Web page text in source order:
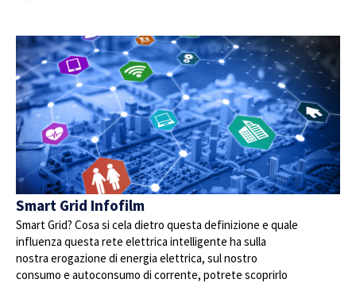
Smart Grid Infofilm
Smart Grid? Cosa si cela dietro questa definizione e quale
influenza questa rete elettrica intelligente ha sulla
nostra erogazione di energia elettrica, sul nostro
consumo e autoconsumo di corrente, potrete scoprirlo